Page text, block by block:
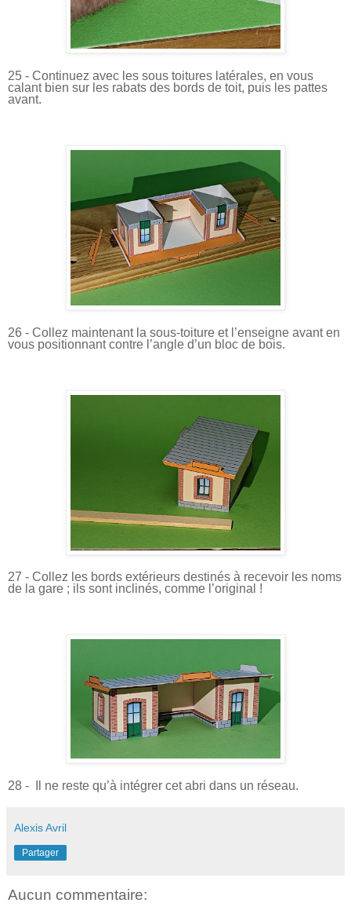
25 - Continuez avec les sous toitures latérales, en vous
calant bien sur les rabats des bords de toit, puis les pattes
avant.
26 - Collez maintenant la sous-toiture et l’enseigne avant en
vous positionnant contre l’angle d’un bloc de bois.
27 - Collez les bords extérieurs destinés à recevoir les noms
de la gare ; ils sont inclinés, comme l’original !
28 - Il ne reste qu’à intégrer cet abri dans un réseau.
Alexis Avril
Partager
Aucun commentaire: